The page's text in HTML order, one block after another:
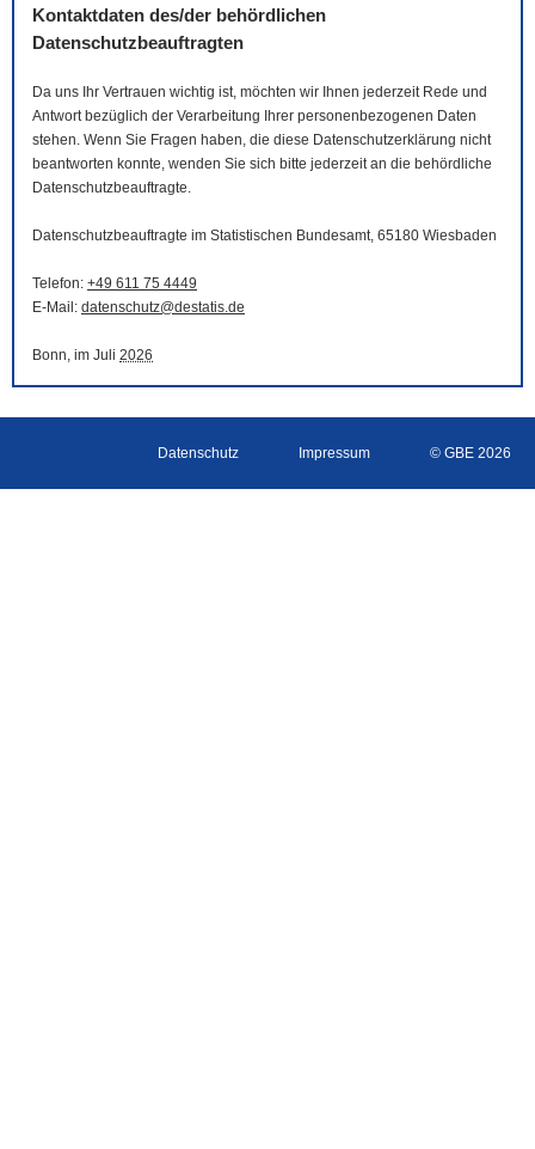
Kontaktdaten des/der behördlichen
Datenschutzbeauftragten
Da uns Ihr Vertrauen wichtig ist, möchten wir Ihnen jederzeit Rede und
Antwort bezüglich der Verarbeitung Ihrer personenbezogenen Daten
stehen. Wenn Sie Fragen haben, die diese Datenschutzerklärung nicht
beantworten konnte, wenden Sie sich bitte jederzeit an die behördliche
Datenschutzbeauftragte.
Datenschutzbeauftragte im Statistischen Bundesamt, 65180 Wiesbaden
Telefon: +49 611 75 4449
E-Mail : datenschutz@destatis.de
Bonn, im Juli 2026
Datenschutz Impressum © GBE 2026